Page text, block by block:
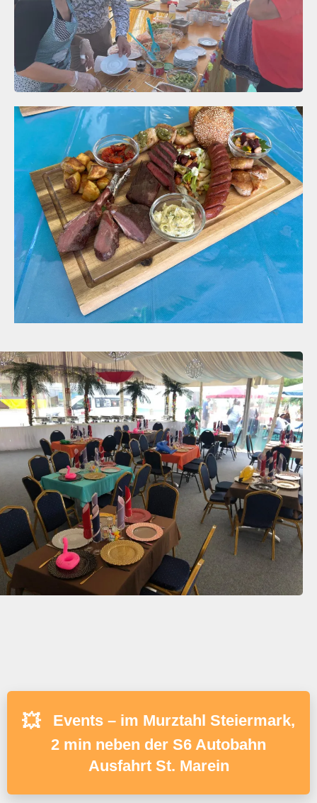
💥
Events – im Murztahl Steiermark,
2 min neben der S6 Autobahn
Ausfahrt St. Marein